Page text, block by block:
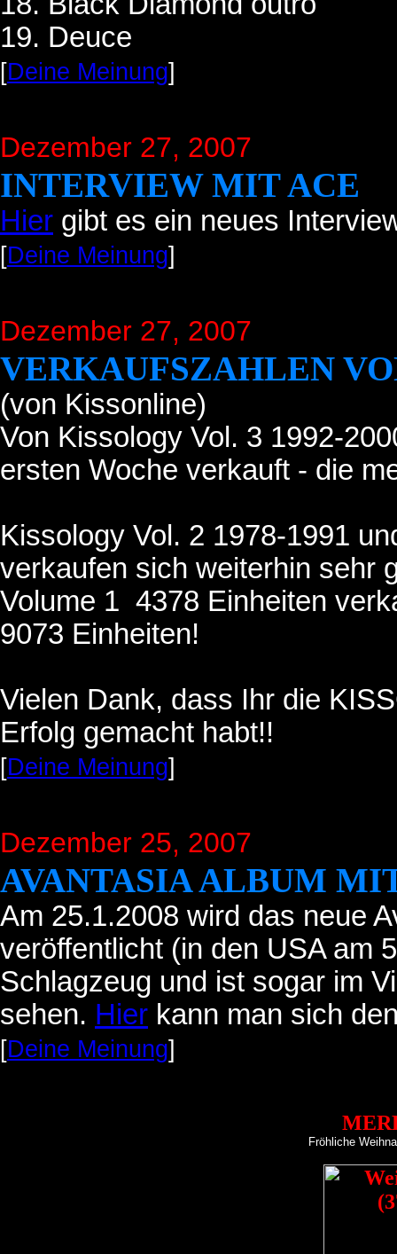
19. Deuce
[Deine Meinung]
Dezember 27, 2007
INTERVIEW MIT ACE
Hier gibt es ein neues
[Deine Meinung]
Dezember 27, 2007
VERKAUFSZAHLEN
(von Kissonline)
Von Kissology Vol. 3 1992-
ersten Woche verkauft - die
Kissology Vol. 2 1978-1991
verkaufen sich weiterhin sehr
Volume 1 4378 Einheiten
9073 Einheiten!
Vielen Dank, dass Ihr die
Erfolg gemacht habt!!
[Deine Meinung]
Dezember 25, 2007
AVANTASIA ALBUM
Am 25.1.2008 wird das neue
veröffentlicht (in den USA am
Schlagzeug und ist sogar im
sehen. Hier kann man sich
[Deine Meinung]
Fröhliche